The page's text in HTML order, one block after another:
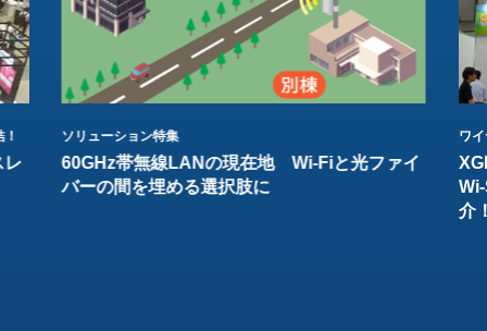
レ
ソリューション特集
60GHz帯無線LANの現在地 Wi-Fiと光ファイ
バーの間を埋める選択肢に
ワ
介